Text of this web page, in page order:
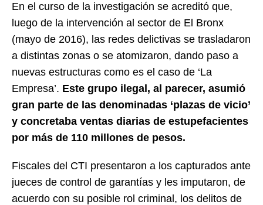
En el curso de la investigación se acreditó que,
luego de la intervención al sector de El Bronx
(mayo de 2016), las redes delictivas se trasladaron
a distintas zonas o se atomizaron, dando paso a
nuevas estructuras como es el caso de ‘La
Empresa’. Este grupo ilegal, al parecer, asumió
gran parte de las denominadas ‘plazas de vicio’
y concretaba ventas diarias de estupefacientes
por más de 110 millones de pesos.
Fiscales del CTI presentaron a los capturados ante
jueces de control de garantías y les imputaron, de
acuerdo con su posible rol criminal, los delitos de